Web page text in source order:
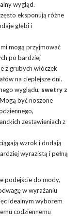
wygląd.
eksponują różne
głębi i
mogą przyjmować
po bardziej
z grubych włóczek
na cieplejsze dni.
wyglądu, swetry z
być noszone
zestawieniach z
wzrok i dodają
wyrazistą i pełną
podejście do mody,
w wyrażaniu
idealnym wyborem
codziennemu